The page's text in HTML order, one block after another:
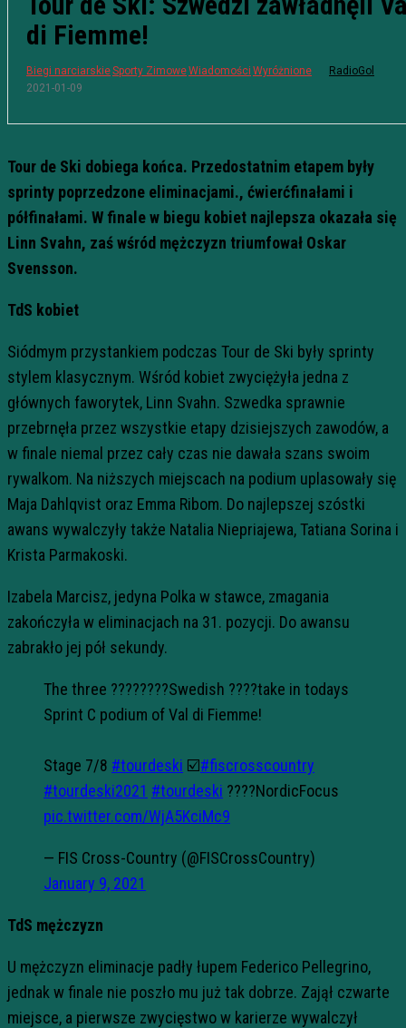
di Fiemme!
Biegi narciarskieSporty ZimoweWiadomości Wyróżnione
RadioGol
2021-01-09
Tour de Ski dobiega końca. Przedostatnim etapem były
sprinty poprzedzone eliminacjami., ćwierćfinałami i
półfinałami. W finale w biegu kobiet najlepsza okazała się
Linn Svahn, zaś wśród mężczyzn triumfował Oskar
Svensson.
TdS kobiet
Siódmym przystankiem podczas Tour de Ski były sprinty
stylem klasycznym. Wśród kobiet zwyciężyła jedna z
głównych faworytek, Linn Svahn. Szwedka sprawnie
przebrnęła przez wszystkie etapy dzisiejszych zawodów, a
w finale niemal przez cały czas nie dawała szans swoim
rywalkom. Na niższych miejscach na podium uplasowały się
Maja Dahlqvist oraz Emma Ribom. Do najlepszej szóstki
awans wywalczyły także Natalia Niepriajewa, Tatiana Sorina i
Krista Parmakoski.
Izabela Marcisz, jedyna Polka w stawce, zmagania
zakończyła w eliminacjach na 31. pozycji. Do awansu
zabrakło jej pół sekundy.
The three ????????Swedish ????take in todays
Sprint C podium of Val di Fiemme!
Stage 7/8 #tourdeski ☑️#fiscrosscountry
#tourdeski2021 #tourdeski ????NordicFocus
pic.twitter.com/WjA5KciMc9
— FIS Cross-Country (@FISCrossCountry)
January 9, 2021
TdS mężczyzn
U mężczyzn eliminacje padły łupem Federico Pellegrino,
jednak w finale nie poszło mu już tak dobrze. Zajął czwarte
miejsce, a pierwsze zwycięstwo w karierze wywalczył